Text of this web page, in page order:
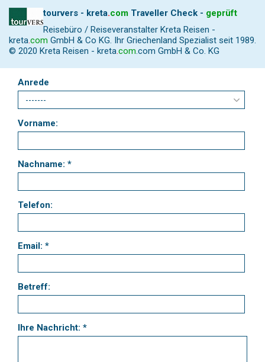
tourvers - kreta.com Traveller Check - geprüft
Reisebüro / Reiseveranstalter Kreta Reisen -
kreta.com GmbH & Co KG. Ihr Griechenland Spezialist seit 1989.
© 2020 Kreta Reisen - kreta.com.com GmbH & Co. KG
Anrede
Vorname:
Nachname: *
Telefon:
Email: *
Betreff:
Ihre Nachricht: *